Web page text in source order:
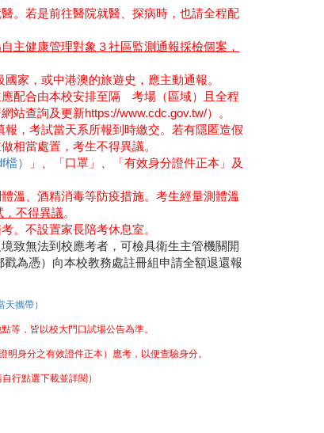
。若是前往醫院就醫、探病時，也請全程配
主健康管理對象３社區監測通報採檢個案，
家，或中港澳的旅遊史，應主動通報。
配合由本校安排至隔離考場（區域）且 全程
站查詢及更新https://www.cdc.gov.tw/）。
報，考試當天系所報到時繳交。若有隱匿造假
相當處置，考生不得異議。
檔）
」、「口罩」、「有效身分證件正本」及
溫、酒精消毒等防疫措施。考生經量測體溫
不得異議。
。不設置家長陪考休息室。
致無法到校應考者，可檢具衛生主管機關開
為憑）向本校教務處註冊組申請全額退還報
攜帶）
等，皆以校大門口試場公告為準。
身分之有效證件正本）應考，以便查驗身分。
行點選下載並詳閱）